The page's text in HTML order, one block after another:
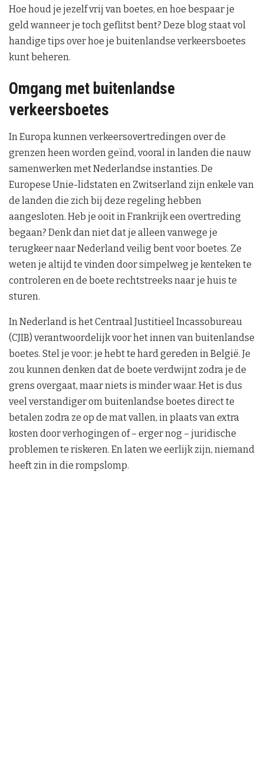
Hoe houd je jezelf vrij van boetes, en hoe bespaar je
geld wanneer je toch geflitst bent? Deze blog staat vol
handige tips over hoe je buitenlandse verkeersboetes
kunt beheren.
Omgang met buitenlandse
verkeersboetes
In Europa kunnen verkeersovertredingen over de
grenzen heen worden geïnd, vooral in landen die nauw
samenwerken met Nederlandse instanties. De
Europese Unie-lidstaten en Zwitserland zijn enkele van
de landen die zich bij deze regeling hebben
aangesloten. Heb je ooit in Frankrijk een overtreding
begaan? Denk dan niet dat je alleen vanwege je
terugkeer naar Nederland veilig bent voor boetes. Ze
weten je altijd te vinden door simpelweg je kenteken te
controleren en de boete rechtstreeks naar je huis te
sturen.
In Nederland is het Centraal Justitieel Incassobureau
(CJIB) verantwoordelijk voor het innen van buitenlandse
boetes. Stel je voor: je hebt te hard gereden in België. Je
zou kunnen denken dat de boete verdwijnt zodra je de
grens overgaat, maar niets is minder waar. Het is dus
veel verstandiger om buitenlandse boetes direct te
betalen zodra ze op de mat vallen, in plaats van extra
kosten door verhogingen of – erger nog – juridische
problemen te riskeren. En laten we eerlijk zijn, niemand
heeft zin in die rompslomp.